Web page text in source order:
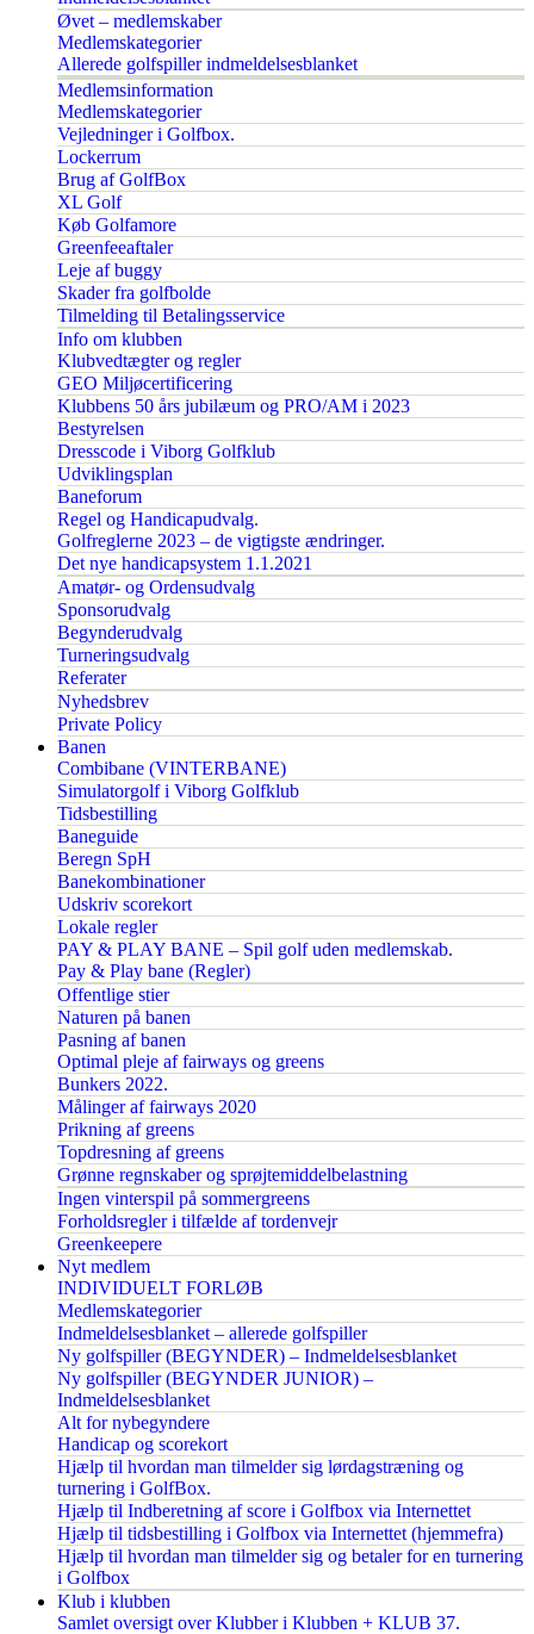
Øvet – medlemskaber
Medlemskategorier
Allerede golfspiller indmeldelsesblanket
Medlemsinformation
Medlemskategorier
Vejledninger i Golfbox.
Lockerrum
Brug af GolfBox
XL Golf
Køb Golfamore
Greenfeeaftaler
Leje af buggy
Skader fra golfbolde
Tilmelding til Betalingsservice
Info om klubben
Klubvedtægter og regler
GEO Miljøcertificering
Klubbens 50 års jubilæum og PRO/AM i 2023
Bestyrelsen
Dresscode i Viborg Golfklub
Udviklingsplan
Baneforum
Regel og Handicapudvalg.
Golfreglerne 2023 – de vigtigste ændringer.
Det nye handicapsystem 1.1.2021
Amatør- og Ordensudvalg
Sponsorudvalg
Begynderudvalg
Turneringsudvalg
Referater
Nyhedsbrev
Private Policy
Banen
Combibane (VINTERBANE)
Simulatorgolf i Viborg Golfklub
Tidsbestilling
Baneguide
Beregn SpH
Banekombinationer
Udskriv scorekort
Lokale regler
PAY & PLAY BANE – Spil golf uden medlemskab.
Pay & Play bane (Regler)
Offentlige stier
Naturen på banen
Pasning af banen
Optimal pleje af fairways og greens
Bunkers 2022.
Målinger af fairways 2020
Prikning af greens
Topdresning af greens
Grønne regnskaber og sprøjtemiddelbelastning
Ingen vinterspil på sommergreens
Forholdsregler i tilfælde af tordenvejr
Greenkeepere
Nyt medlem
INDIVIDUELT FORLØB
Medlemskategorier
Indmeldelsesblanket – allerede golfspiller
Ny golfspiller (BEGYNDER) – Indmeldelsesblanket
Ny golfspiller (BEGYNDER JUNIOR) –
Indmeldelsesblanket
Alt for nybegyndere
Handicap og scorekort
Hjælp til hvordan man tilmelder sig lørdagstræning og
turnering i GolfBox.
Hjælp til Indberetning af score i Golfbox via Internettet
Hjælp til tidsbestilling i Golfbox via Internettet (hjemmefra)
Hjælp til hvordan man tilmelder sig og betaler for en turnering
i Golfbox
Klub i klubben
Samlet oversigt over Klubber i Klubben + KLUB 37.